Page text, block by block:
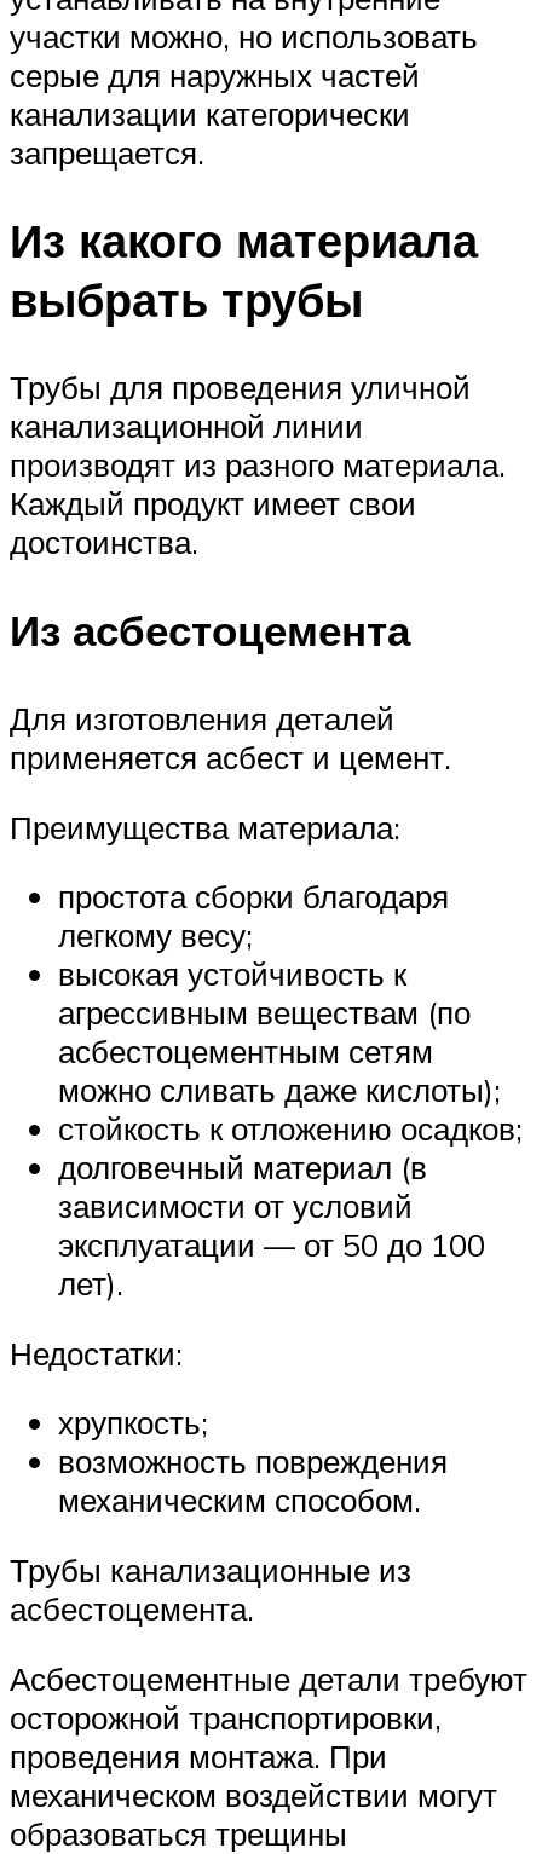
участки можно, но использовать
серые для наружных частей
канализации категорически
запрещается.
Из какого материала
выбрать трубы
Трубы для проведения уличной
канализационной линии
производят из разного материала.
Каждый продукт имеет свои
достоинства.
Из асбестоцемента
Для изготовления деталей
применяется асбест и цемент.
Преимущества материала:
простота сборки благодаря
легкому весу;
высокая устойчивость к
агрессивным веществам (по
асбестоцементным сетям
можно сливать даже кислоты);
стойкость к отложению осадков;
долговечный материал (в
зависимости от условий
эксплуатации — от 50 до 100
лет).
Недостатки:
хрупкость;
возможность повреждения
механическим способом.
Трубы канализационные из
асбестоцемента.
Асбестоцементные детали требуют
осторожной транспортировки,
проведения монтажа. При
механическом воздействии могут
образоваться трещины